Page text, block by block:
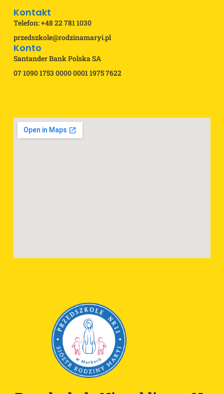
Kontakt
Telefon: +48 22 781 1030
przedszkole@rodzinamaryi.pl
Konto
Santander Bank Polska SA
07 1090 1753 0000 0001 1975 7622